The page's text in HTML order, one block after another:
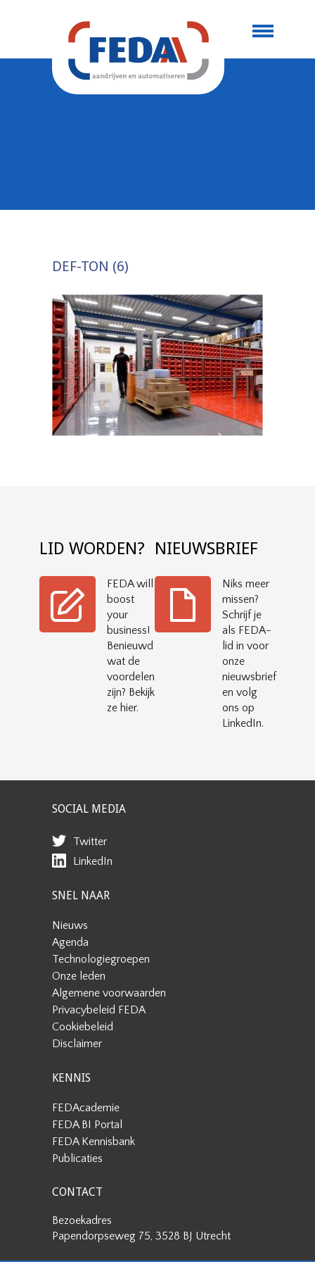
DEF-TON (6)
LID WORDEN?
FEDA will
boost
your
business!
Benieuwd
wat de
voordelen
zijn? Bekijk
ze hier.
NIEUWSBRIEF
Niks meer
missen?
Schrijf je
als FEDA-
lid in voor
onze
nieuwsbrief
en volg
ons op
LinkedIn.
SOCIAL MEDIA
Twitter
LinkedIn
SNEL NAAR
Nieuws
Agenda
Technologiegroepen
Onze leden
Algemene voorwaarden
Privacybeleid FEDA
Cookiebeleid
Disclaimer
KENNIS
FEDAcademie
FEDA BI Portal
FEDA Kennisbank
Publicaties
CONTACT
Bezoekadres
Papendorpseweg 75, 3528 BJ Utrecht